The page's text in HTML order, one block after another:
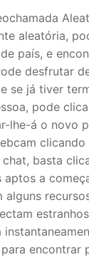
aleatória,
país, e
desfrutar
se já tiver
pode
lhe-á o novo
basta
aptos a
alguns
encontrar